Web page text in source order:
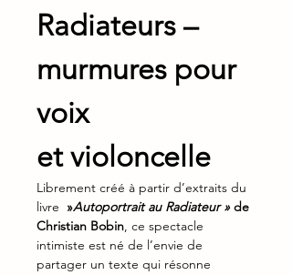
Radiateurs –
murmures pour
voix
et violoncelle
Librement créé à partir d’extraits du
livre »Autoportrait au Radiateur » de
Christian Bobin, ce spectacle
intimiste est né de l’envie de
partager un texte qui résonne